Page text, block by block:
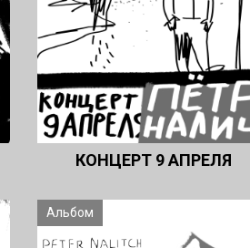
КОНЦЕРТ 9 АПРЕЛЯ
Альбом